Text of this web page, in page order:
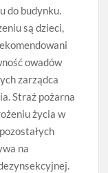
do budynku.
są dzieci,
owadów
zarządca
Straż pożarna
życia w
na